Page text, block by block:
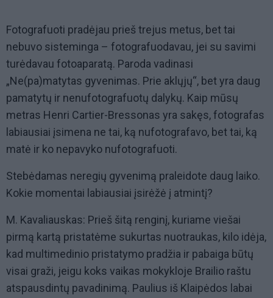
Fotografuoti pradėjau prieš trejus metus, bet tai
nebuvo sisteminga – fotografuodavau, jei su savimi
turėdavau fotoaparatą. Paroda vadinasi
„Ne(pa)matytas gyvenimas. Prie aklųjų“, bet yra daug
pamatytų ir nenufotografuotų dalykų. Kaip mūsų
metras Henri Cartier-Bressonas yra sakęs, fotografas
labiausiai įsimena ne tai, ką nufotografavo, bet tai, ką
matė ir ko nepavyko nufotografuoti.
Stebėdamas neregių gyvenimą praleidote daug laiko.
Kokie momentai labiausiai įsirėžė į atmintį?
M. Kavaliauskas: Prieš šitą renginį, kuriame viešai
pirmą kartą pristatėme sukurtas nuotraukas, kilo idėja,
kad multimedinio pristatymo pradžia ir pabaiga būtų
visai graži, jeigu koks vaikas mokykloje Brailio raštu
atspausdintų pavadinimą. Paulius iš Klaipėdos labai